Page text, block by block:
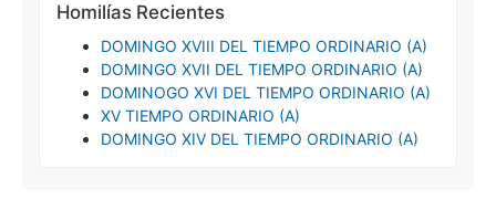
Homilías Recientes
DOMINGO XVIII DEL TIEMPO ORDINARIO (A)
DOMINGO XVII DEL TIEMPO ORDINARIO (A)
DOMINOGO XVI DEL TIEMPO ORDINARIO (A)
XV TIEMPO ORDINARIO (A)
DOMINGO XIV DEL TIEMPO ORDINARIO (A)